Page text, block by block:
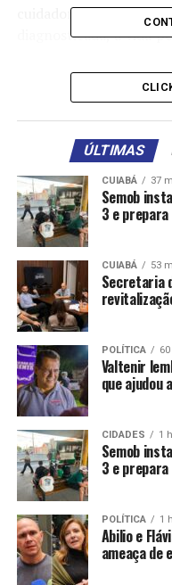
cuidadores de uma
diagnosticada, a vida
Comentários
RELATED TOPICS: DAS
NÃO
NOME SAÚDE
UP NEXT
Estudo: temperatura
morte entre idosos
DON'T MISS
Dor no joelho: conheça
problema
ÚLTIMAS
CUIABÁ 37
Semob
3 e
CUIABÁ 53
Secretaria
POLÍTICA
Valtenir
que ajudou
CIDADES 1
Semob
3 e
POLÍTICA 1
Abilio e
ameaça de